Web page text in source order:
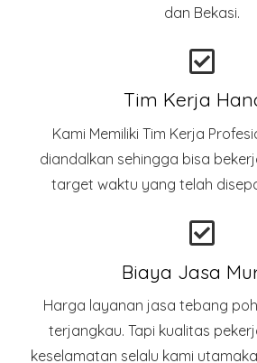
dan Bekasi.
Tim Kerja
Kami Memiliki Tim Kerja
diandalkan sehingga bisa
target waktu yang telah
Biaya Jasa
Harga layanan jasa tebang
terjangkau. Tapi kualitas
keselamatan selalu kami